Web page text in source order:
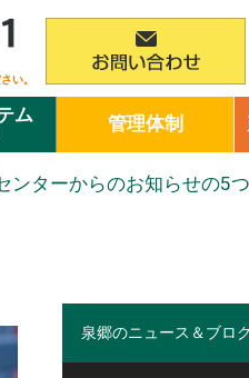
い。
ム
管理体制
ンターからのお知らせの5
泉郷のニュース＆ブロ